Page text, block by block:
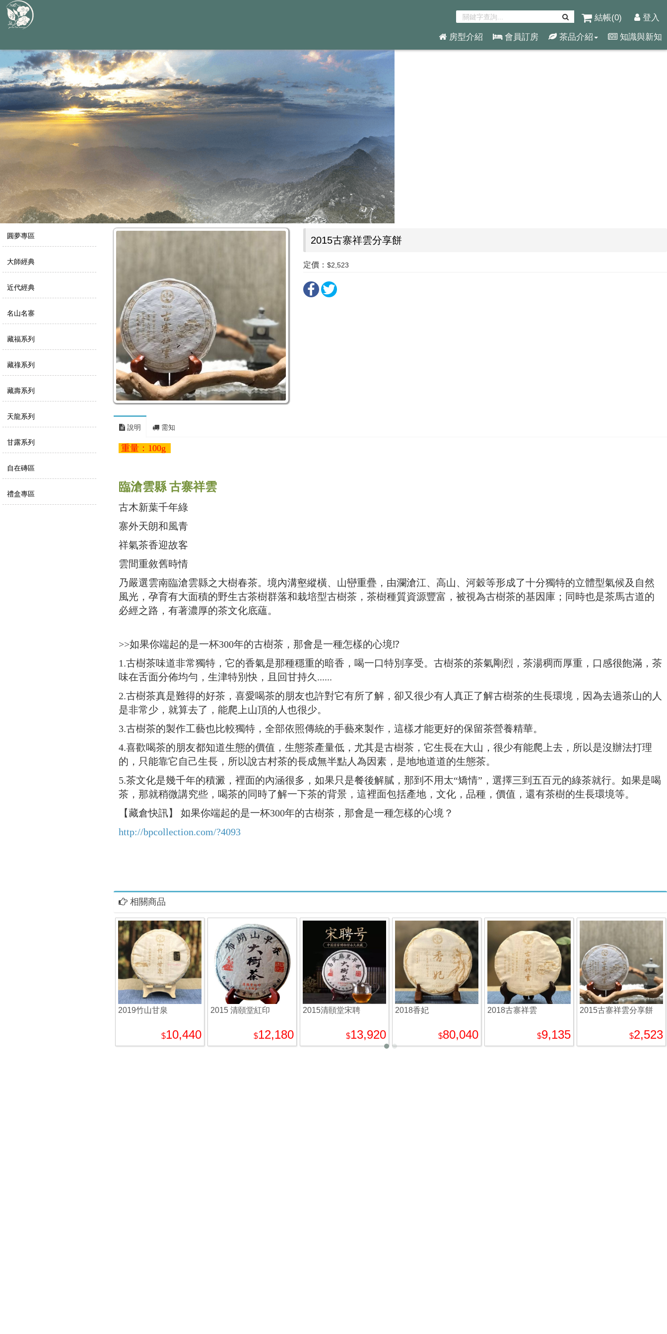
結帳(0) 登入
房型介紹 會員訂房 茶品介紹 知識與新知
圓夢專區
大師經典
近代經典
名山名寨
藏福系列
藏祿系列
藏壽系列
天龍系列
甘露系列
自在磚區
禮盒專區
2015古寨祥雲分享餅
定價： $2,523
說明 需知
重量：100g
臨滄雲縣 古寨祥雲
古木新葉千年綠
寨外天朗和風青
祥氣茶香迎故客
雲間重敘舊時情
乃嚴選雲南臨滄雲縣之大樹春茶。境內溝壑縱橫、山巒重疊，由瀾滄江、高山、河穀等形成了十分獨特的立體型氣候及自然
風光，孕育有大面積的野生古茶樹群落和栽培型古樹茶，茶樹種質資源豐富，被視為古樹茶的基因庫；同時也是茶馬古道的
必經之路，有著濃厚的茶文化底蘊。
>>如果你端起的是一杯300年的古樹茶，那會是一種怎樣的心境⁉️
1.古樹茶味道非常獨特，它的香氣是那種穩重的暗香，喝一口特別享受。古樹茶的茶氣剛烈，茶湯稠而厚重，口感很飽滿，茶
味在舌面分佈均勻，生津特別快，且回甘持久......
2.古樹茶真是難得的好茶，喜愛喝茶的朋友也許對它有所了解，卻又很少有人真正了解古樹茶的生長環境，因為去過茶山的人
是非常少，就算去了，能爬上山頂的人也很少。
3.古樹茶的製作工藝也比較獨特，全部依照傳統的手藝來製作，這樣才能更好的保留茶營養精華。
4.喜歡喝茶的朋友都知道生態的價值，生態茶產量低，尤其是古樹茶，它生長在大山，很少有能爬上去，所以是沒辦法打理
的，只能靠它自己生長，所以說古村茶的長成無半點人為因素，是地地道道的生態茶。
5.茶文化是幾千年的積澱，裡面的內涵很多，如果只是餐後解膩，那到不用太“矯情”，選擇三到五百元的綠茶就行。如果是喝
茶，那就稍微講究些，喝茶的同時了解一下茶的背景，這裡面包括產地，文化，品種，價值，還有茶樹的生長環境等。
【藏倉快訊】 如果你端起的是一杯300年的古樹茶，那會是一種怎樣的心境？
http://bpcollection.com/?4093
相關商品
2019竹山甘泉
$10,440
2015 清頤堂紅印
$12,180
2015清頤堂宋聘
$13,920
2018香妃
$80,040
2018古寨祥雲
$9,135
2015古寨祥雲分享餅
$2,523